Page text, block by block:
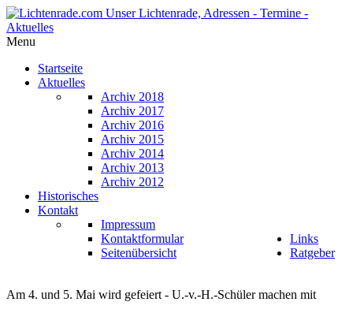
Menu
Startseite
Aktuelles
Archiv 2018
Archiv 2017
Archiv 2016
Archiv 2015
Archiv 2014
Archiv 2013
Archiv 2012
Historisches
Kontakt
Impressum
Kontaktformular
Seitenübersicht
Links
Ratgeber
Am 4. und 5. Mai wird gefeiert - U.-v.-H.-Schüler machen mit